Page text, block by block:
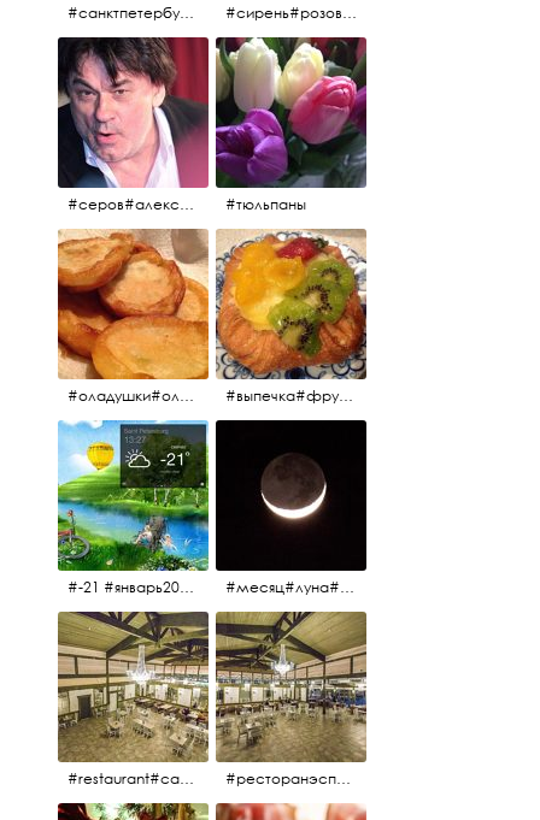
#санктпетербург #нева#яхты#2012 #белыеночи#белыеночи2012 #сирень#розоваясирень#натюрморт#натюрмортсцветами#2012#весна2012
#серов#александрсеров#певец#народныйартист#эстрадныйпевец#композитор#тыменялюбишь#мадонна#ялюблютебядослёз #тюльпаны
#оладушки#оладушкинакефире #оладушкисяблоками #кефир#яблоки С утра испёк, на кефире с яблоками. #выпечка#фрукты#пекарня#зима
#-21 #январь2017 #зима2017 #санктпетербург2017 #месяц#луна#африканскаялуна#moon#moon🌙
#restaurant#candidates #aspila #restaurantaspils ресторан#ресторанэспиля#эспланада#концертнаяэстрада #ресторанэспиля#restaurantaspils#aspila#candidates#эспланада#концертнаяэстрада